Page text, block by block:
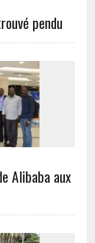
pendu
Alibaba aux